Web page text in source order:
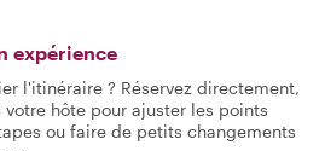
expérience
l'itinéraire ? Réservez directement,
hôte pour ajuster les points
ou faire de petits changements